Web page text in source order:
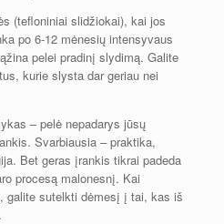
(tefloniniai slidžiokai), kai jos
po 6-12 mėnesių intensyvaus
pelei pradinį slydimą. Galite
kurie slysta dar geriau nei
– pelė nepadarys jūsų
Svarbiausia – praktika,
Bet geras įrankis tikrai padeda
procesą malonesnį. Kai
galite sutelkti dėmesį į tai, kas iš